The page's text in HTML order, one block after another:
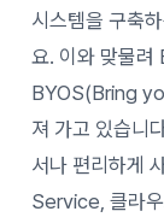
시스템을 구축
요. 이와 맞물
BYOS(Bring
져 가고 있습니
서나 편리하게
Service, 클라